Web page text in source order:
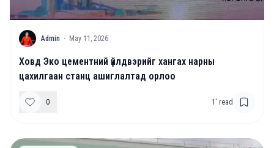
A Admin · May 11, 2026
Ховд Эко цементний үйлдвэрийг хангах нарны
цахилгаан станц ашиглалтад орлоо
0 1 ' read